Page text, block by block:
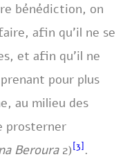
bénédiction, on
afin qu’il ne se
et afin qu’il ne
pour plus
au milieu des
prosterner
Beroura2) [3] .